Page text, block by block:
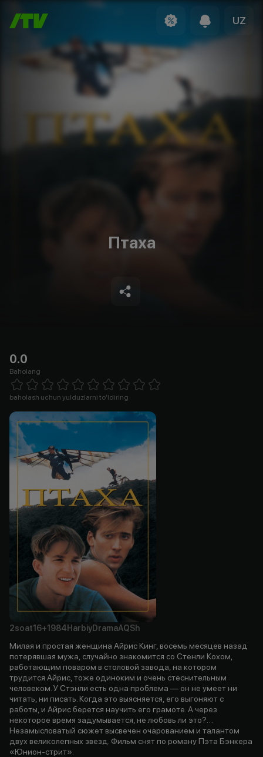
UZ
Птаха
0.0
Baholang
1 Star 2 Stars 3 Stars 4 Stars5 Stars 6 Stars7 Stars8 Stars
baholash uchun yulduzlarni to'ldiring
2soat16+1984 HarbiyDramaAQSh
Милая и простая женщина Айрис Кинг, восемь месяцев назад
потерявшая мужа, случайно знакомится со Стенли Кохом,
работающим поваром в столовой завода, на котором
трудится Айрис, тоже одиноким и очень стеснительным
человеком. У Стэнли есть одна проблема — он не умеет ни
читать, ни писать. Когда это выясняется, его выгоняют с
работы, и Айрис берется научить его грамоте. А через
некоторое время задумывается, не любовь ли это?…
Незамысловатый сюжет высвечен очарованием и талантом
двух великолепных звезд. Фильм снят по роману Пэта Бэнкера
«Юнион-стрит».